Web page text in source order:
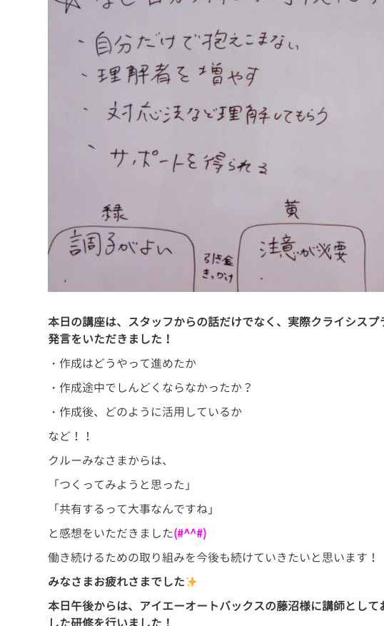
本日の講座は、スタッフからの話だけでなく、実際クライシス
発言をいただきました！
・作成はどうやって進めたか
・作成途中でしんどくならなかったか？
・作成後、どのように活用しているか
など！！
クルーみなさまからは、
「つくってみようと思った」
「共有するって大事なんですね」
と感想をいただきました(#^^#)
働き続けるための取り組みを今後も続けていきたいと思います！
みなさまお疲れさまでした
本日午後からは、アイエーオートバックスの藤沼様に講師とし